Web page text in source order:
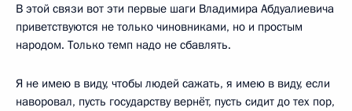
В этой связи вот эти первые шаги Владимира Абдуалиевича
приветствуются не только чиновниками, но и простым
народом. Только темп надо не сбавлять.
Я не имею в виду, чтобы людей сажать, я имею в виду, если
наворовал, пусть государству вернёт, пусть сидит до тех пор,